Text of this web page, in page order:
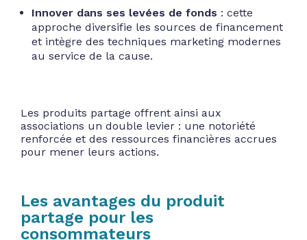
Innover dans ses levées de fonds : cette
approche diversifie les sources de financement
et intègre des techniques marketing modernes
au service de la cause.
Les produits partage offrent ainsi aux
associations un double levier : une notoriété
renforcée et des ressources financières accrues
pour mener leurs actions.
Les avantages du produit
partage pour les
consommateurs